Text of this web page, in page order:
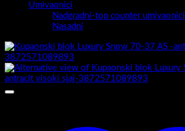
Umivaonici
Nadgradni-top counter umivaonici
Nasadni